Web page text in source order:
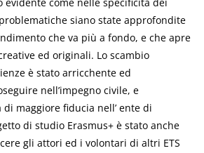
siano state approfondite
che va più a fondo, e che apre
ed originali. Lo scambio
è stato arricchente ed
nell’impegno civile, e
maggiore fiducia nell’ ente di
di studio Erasmus+ è stato anche
gli attori ed i volontari di altri ETS